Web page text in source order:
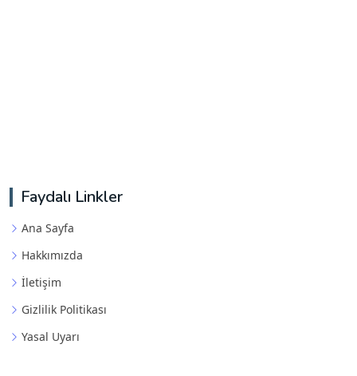
Faydalı Linkler
Ana Sayfa
Hakkımızda
İletişim
Gizlilik Politikası
Yasal Uyarı